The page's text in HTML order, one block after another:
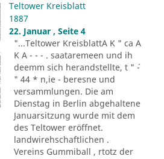
Teltower Kreisblatt
1887
22. Januar , Seite 4
"...Teltower KreisblattA K " ca A
K A - - - . saataremeen und ih
deemm sich herandstellte, t " ´-
" 44 * n,ie - beresne und
versammlungen. Die am
Dienstag in Berlin abgehaltene
Januarsitzung wurde mit dem
des Teltower eröffnet.
landwirehschaftlichen .
Vereins Gummiball , rtotz der